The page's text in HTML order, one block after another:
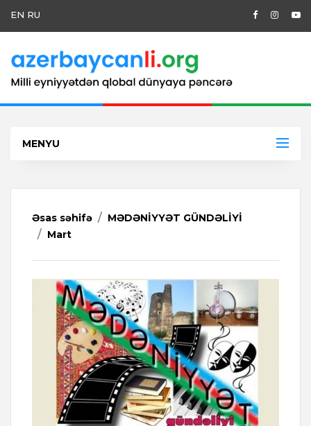
EN RU
MENYU
Əsas səhifə
MƏDƏNİYYƏT GÜNDƏLİYİ
Mart